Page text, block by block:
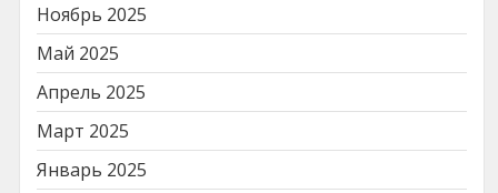
Ноябрь 2025
Май 2025
Апрель 2025
Март 2025
Январь 2025